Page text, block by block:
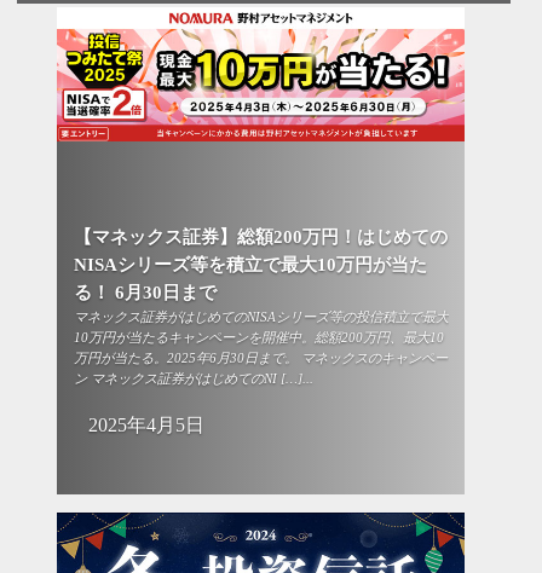
【マネックス証券】総額200万円！はじめての
NISAシリーズ等を積立で最大10万円が当た
る！ 6月30日まで
マネックス証券がはじめてのNISAシリーズ等の投信積立で最大
10万円が当たるキャンペーンを開催中。総額200万円、最大10
万円が当たる。2025年6月30日まで。 マネックスのキャンペー
ン マネックス証券がはじめてのNI […]...
2025年4月5日